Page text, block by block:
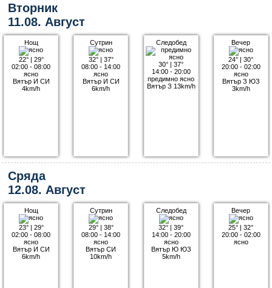
Вторник
11.08. Август
Нощ
22°| 29°
02:00 - 08:00
ясно
Вятър И СИ
4km/h
Сутрин
32°| 37°
08:00 - 14:00
ясно
Вятър И СИ
6km/h
Следобед
30° |37°
14:00 - 20:00
предимно ясно
Вятър З 13km/h
Вечер
24° |30°
20:00 - 02:00
ясно
Вятър З ЮЗ
3km/h
Сряда
12.08. Август
Нощ
23°| 29°
02:00 - 08:00
ясно
Вятър И СИ
6km/h
Сутрин
29°| 38°
08:00 - 14:00
ясно
Вятър СИ
10km/h
Следобед
32° |39°
14:00 - 20:00
ясно
Вятър Ю ЮЗ
5km/h
Вечер
25° |32°
20:00 - 02:00
ясно